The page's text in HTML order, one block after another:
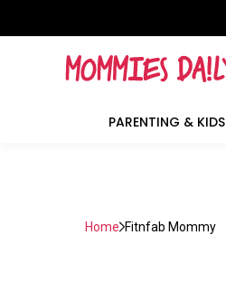
PARENTING & KIDS
Home Fitnfab Mommy